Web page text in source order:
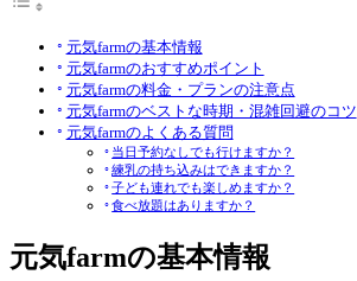
元気farmの基本情報
元気farmのおすすめポイント
元気farmの料金・プランの注意点
元気farmのベストな時期・混雑回避のコツ
元気farmのよくある質問
当日予約なしでも行けますか？
練乳の持ち込みはできますか？
子ども連れでも楽しめますか？
食べ放題はありますか？
元気farmの基本情報